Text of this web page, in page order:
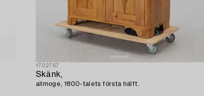
1702767
Skänk,
allmoge, 1800-talets första hälft.